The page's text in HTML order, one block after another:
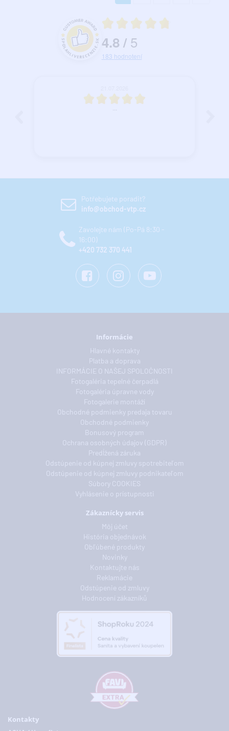
Hodnotenie a recenzie zákazníkov
Priemerné hodnotenie 4.8 z 5
4.8 / 5
183 hodnotení
Potřebujete poradit?
info@obchod-vtp.cz
Zavolejte nám (Po-Pá 8:30 -
16:00)
+420 732 370 441
Informácie
Hlavné kontakty
Platba a doprava
INFORMÁCIE O NAŠEJ SPOLOČNOSTI
Fotogaléria tepelné čerpadlá
Fotogaléria úpravne vody
Fotogalerie montáží
Obchodné podmienky predaja tovaru
Obchodné podmienky
Bonusový program
Ochrana osobných údajov (GDPR)
Predĺžená záruka
Odstúpenie od kúpnej zmluvy spotrebiteľom
Odstúpenie od kúpnej zmluvy podnikateľom
Súbory COOKIES
Vyhlásenie o prístupnosti
Zákaznícky servis
Môj účet
História objednávok
Obľúbené produkty
Novinky
Kontaktujte nás
Reklamácie
Odstúpenie od zmluvy
Hodnocení zákazníků
Kontakty